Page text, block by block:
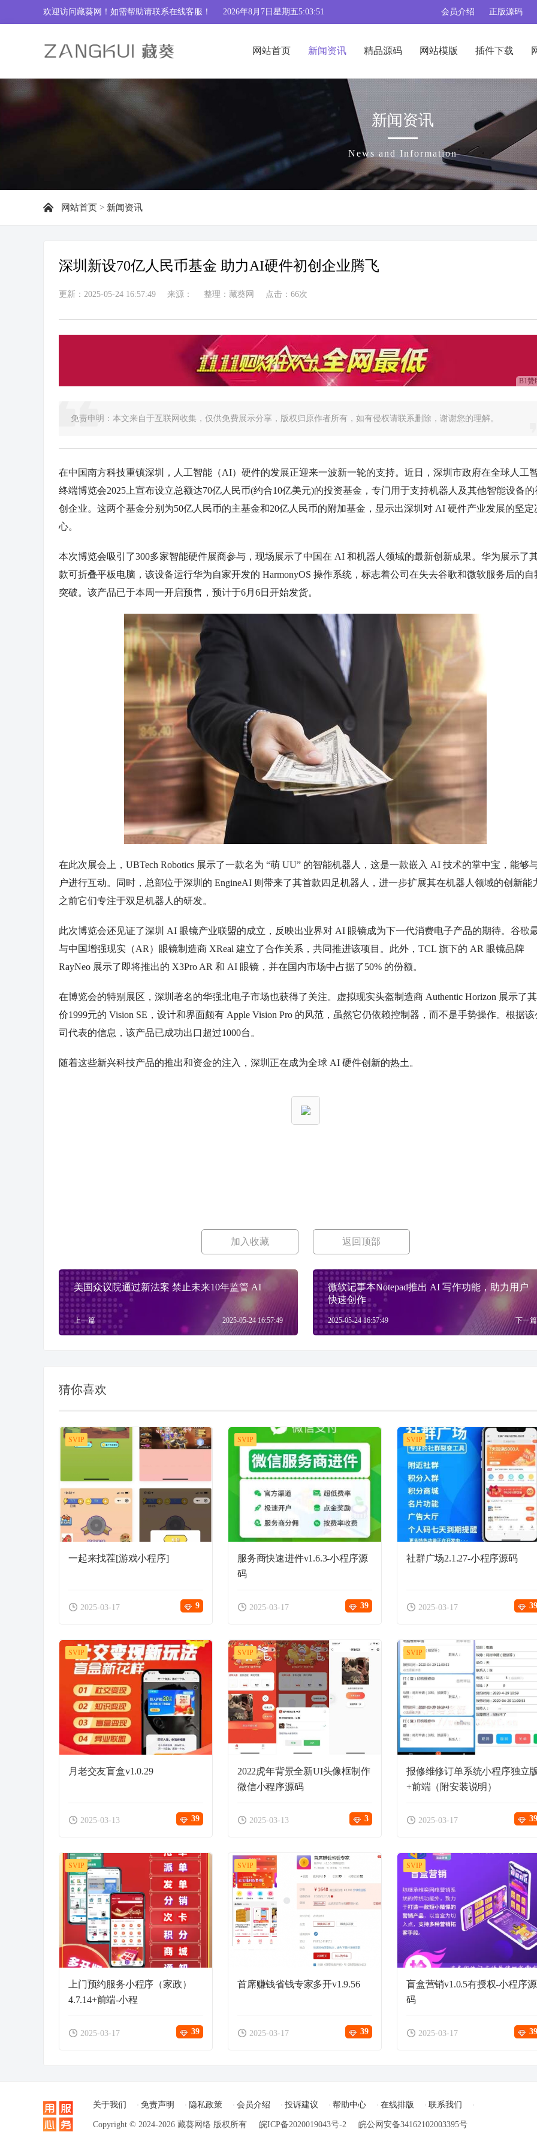
欢迎访问藏葵网！如需帮助请联系在线客服 ！ 2026年8月7日星期五5:03:52 会员介绍 正版源码
网站首页 新闻资讯 精品源码 网站模版 插件下载
新闻资讯
News and Information
网站首页 > 新闻资讯
深圳新设70亿人民币基金 助力AI硬件初创企业腾飞
更新：2025-05-24 16:57:49 来源： 整理：藏葵网 点击： 66次
B1赞
免责申明：本文来自于互联网收集，仅供免费展示分享，版权归原作者所有，如有侵权请联系删除，谢谢您的理解。
在中国南方科技重镇深圳，人工智能（AI）硬件的发展正迎来一波新一轮的支持。近日，深圳市政府在全球人工
终端博览会2025上宣布设立总额达70亿人民币(约合10亿美元)的投资基金，专门用于支持机器人及其他智能设备的
创企业。这两个基金分别为50亿人民币的主基金和20亿人民币的附加基金，显示出深圳对 AI 硬件产业发展的坚定
心。
本次博览会吸引了300多家智能硬件展商参与，现场展示了中国在 AI 和机器人领域的最新创新成果。华为展示了
款可折叠平板电脑，该设备运行华为自家开发的 HarmonyOS 操作系统，标志着公司在失去谷歌和微软服务后的自
突破。该产品已于本周一开启预售，预计于6月6日开始发货。
在此次展会上，UBTech Robotics 展示了一款名为 “萌 UU” 的智能机器人，这是一款嵌入 AI 技术的掌中宝，能够
户进行互动。同时，总部位于深圳的 EngineAI 则带来了其首款 四足机器人，进一步扩展其在机器人领域的创新能
之前它们专注于双足机器人的研发。
此次博览会还见证了深圳 AI 眼镜产业联盟的成立，反映出业界对 AI 眼镜成为下一代消费电子产品的期待。谷歌
与中国增强现实（AR）眼镜制造商 XReal 建立了合作关系，共同推进该项目。此外，TCL 旗下的 AR 眼镜品牌
RayNeo 展示了即将推出的 X3Pro AR 和 AI 眼镜，并在国内市场中占据了50% 的份额。
在博览会的特别展区，深圳 著名的华强北电子市场也获得了关注。虚拟现实头盔制造商 Authentic Horizon 展示了
价1999元的 Vision SE，设计和界面颇有 Apple Vision Pro 的风范，虽然它仍依赖控制器，而不是手势操作。根据该
司代表的信息，该产品已成功出口超过1000台。
随着这些新兴科技产品的推出和资金的注入，深圳正在成为全球 AI 硬件创新的热土。
加入收藏 返回顶部
​美国众议院通过新法案 禁止未来10年监管 AI
上一篇 2025-05-24 16:57:49
​微软记事本Notepad推出 AI 写作功能，助力用户
快速创作
下一篇
2025-05-24 16:57:49
猜你喜欢
SVIP
一起来找茬[游戏小程序]
2025-03-17 9
SVIP
服务商快速进件v1.6.3-小程序源
码
2025-03-17 39
SVIP
社群广场2.1.27-小程序源码
2025-03-17 39
SVIP
月老交友盲盒v1.0.29
2025-03-13 39
SVIP
2022虎年背景全新UI头像框制作
微信小程序源码
2025-03-13 3
SVIP
报修维修订单系统小程序独立
+前端（附安装说明）
2025-03-17 39
SVIP
上门预约服务小程序（家政）
4.7.14+前端-小程
2025-03-17 39
SVIP
首席赚钱省钱专家多开v1.9.56
2025-03-17 39
SVIP
盲盒营销v1.0.5有授权-小程序源
码
2025-03-17 39
关于我们 免责声明 隐私政策 会员介绍 投诉建议 帮助中心 在线排版 联系我们
Copyright © 2024-2026 藏葵网络 版权所有 皖ICP备2020019043号-2 皖公网安备34162102003395号